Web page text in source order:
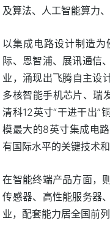
及算法、人工智能算力
以集成电路设计制造
际、恩智浦、展讯通信
业，涌现出飞腾自主设
多核智能手机芯片、瑞
清科12英寸“干进干出”
模最大的8英寸集成电
有国际水平的关键技术
在智能终端产品方面，
传感器、高性能服务器
业，配套能力居全国前列